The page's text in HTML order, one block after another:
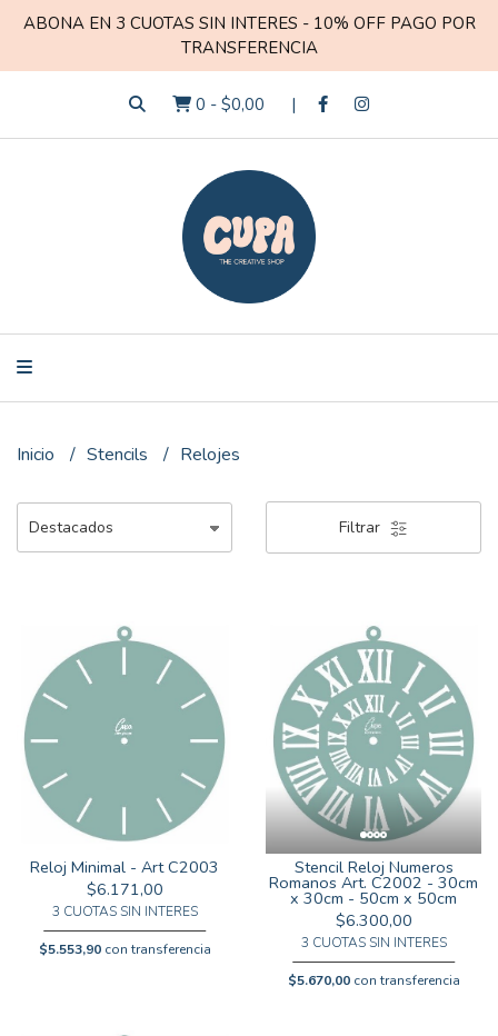
ABONA EN 3 CUOTAS SIN INTERES - 10% OFF PAGO POR
TRANSFERENCIA
0 - $0,00
Inicio Stencils Relojes
Filtrar
Reloj Minimal - Art C2003
$6.171,00
3 CUOTAS SIN INTERES
$5.553,90con transferencia
Stencil Reloj Numeros
Romanos Art. C2002 - 30cm
x 30cm - 50cm x 50cm
$6.300,00
3 CUOTAS SIN INTERES
$5.670,00con transferencia